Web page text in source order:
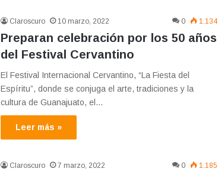
Claroscuro 10 marzo, 2022 0 1.134
Preparan celebración por los 50 años
del Festival Cervantino
El Festival Internacional Cervantino, “La Fiesta del
Espíritu”, donde se conjuga el arte, tradiciones y la
cultura de Guanajuato, el…
Leer más »
Claroscuro 7 marzo, 2022 0 1.185